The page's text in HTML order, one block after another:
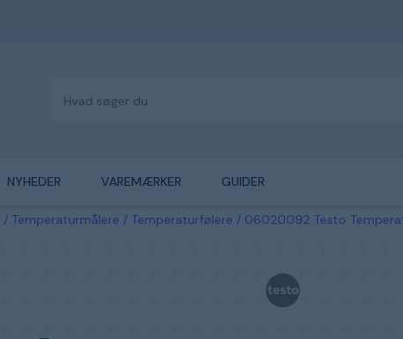
NYHEDER VAREMÆRKER GUIDER
Temperaturmålere Temperaturfølere 06020092 Testo